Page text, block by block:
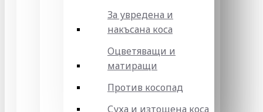
За увредена и
накъсана коса
Оцветяващи и
матиращи
Против косопад
Суха и изтощена коса